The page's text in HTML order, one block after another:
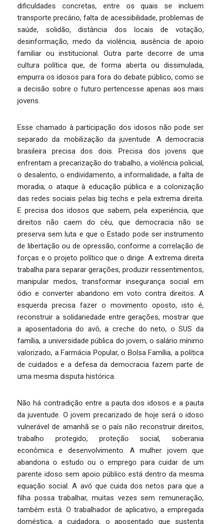
dificuldades concretas, entre os quais se incluem
transporte precário, falta de acessibilidade, problemas de
saúde, solidão, distância dos locais de votação,
desinformação, medo da violência, ausência de apoio
familiar ou institucional. Outra parte decorre de uma
cultura política que, de forma aberta ou dissimulada,
empurra os idosos para fora do debate público, como se
a decisão sobre o futuro pertencesse apenas aos mais
jovens.
Esse chamado à participação dos idosos não pode ser
separado da mobilização da juventude. A democracia
brasileira precisa dos dois. Precisa dos jovens que
enfrentam a precarização do trabalho, a violência policial,
o desalento, o endividamento, a informalidade, a falta de
moradia, o ataque à educação pública e a colonização
das redes sociais pelas big techs e pela extrema direita.
E precisa dos idosos que sabem, pela experiência, que
direitos não caem do céu, que democracia não se
preserva sem luta e que o Estado pode ser instrumento
de libertação ou de opressão, conforme a correlação de
forças e o projeto político que o dirige. A extrema direita
trabalha para separar gerações, produzir ressentimentos,
manipular medos, transformar insegurança social em
ódio e converter abandono em voto contra direitos. A
esquerda precisa fazer o movimento oposto, isto é,
reconstruir a solidariedade entre gerações, mostrar que
a aposentadoria do avô, a creche do neto, o SUS da
família, a universidade pública do jovem, o salário mínimo
valorizado, a Farmácia Popular, o Bolsa Família, a política
de cuidados e a defesa da democracia fazem parte de
uma mesma disputa histórica.
Não há contradição entre a pauta dos idosos e a pauta
da juventude. O jovem precarizado de hoje será o idoso
vulnerável de amanhã se o país não reconstruir direitos,
trabalho protegido, proteção social, soberania
econômica e desenvolvimento. A mulher jovem que
abandona o estudo ou o emprego para cuidar de um
parente idoso sem apoio público está dentro da mesma
equação social. A avó que cuida dos netos para que a
filha possa trabalhar, muitas vezes sem remuneração,
também está. O trabalhador de aplicativo, a empregada
doméstica, a cuidadora, o aposentado que sustenta